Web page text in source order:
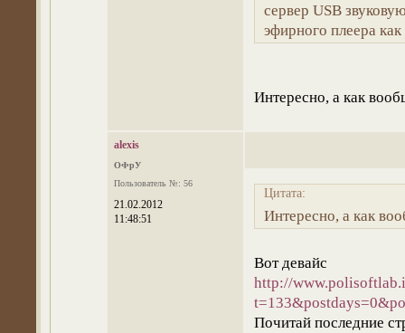
сервер USB
эфирного плеера
Интересно, а как
alexis
ОФрУ
Пользователь №: 56
21.02.2012
11:48:51
Цитата:
Интересно, а как
Вот девайс
http://
Почитай последние